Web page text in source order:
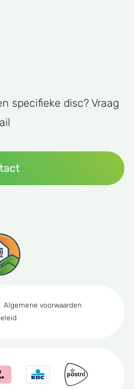
specifieke disc? Vraag
Algemene voorwaarden